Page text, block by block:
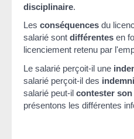
disciplinaire.
Les conséquences du
salarié sont différentes en
licenciement retenu par
Le salarié perçoit-il une
salarié perçoit-il des
salarié peut-il contester
présentons les différentes